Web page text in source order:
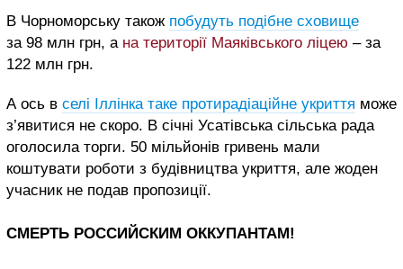
В Чорноморську також побудуть подібне сховище
за 98 млн грн, а на території Маяківського ліцею – за
122 млн грн.
А ось в селі Іллінка таке протирадіаційне укриття може
з’явитися не скоро. В січні Усатівська сільська рада
оголосила торги. 50 мільйонів гривень мали
коштувати роботи з будівництва укриття, але жоден
учасник не подав пропозиції.
СМЕРТЬ РОССИЙСКИМ ОККУПАНТАМ!